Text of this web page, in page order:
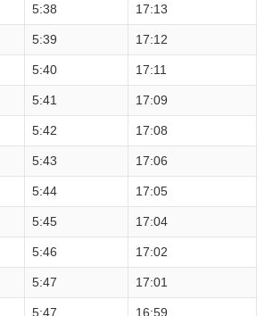
5:38 17:13
5:39 17:12
5:40 17:11
5:41 17:09
5:42 17:08
5:43 17:06
5:44 17:05
5:45 17:04
5:46 17:02
5:47 17:01
5:47 16:59